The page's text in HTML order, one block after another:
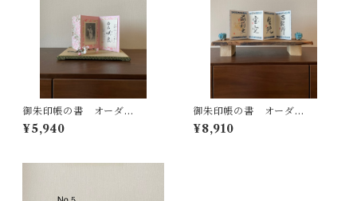
御朱印帳の書 オーダ
ー “書”1面
¥5,940
御朱印帳の書 オーダ
ー “書”3面
¥8,910